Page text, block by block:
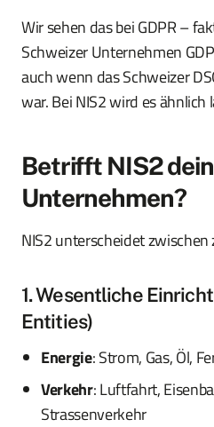
Wir sehen das bei GDPR –
Schweizer Unternehmen
auch wenn das Schweizer
war. Bei NIS2 wird es ähnlich
Betrifft NIS2 dein
Unternehmen?
NIS2 unterscheidet zwischen
1. Wesentliche
Entities)
Energie: Strom, Gas, Öl,
Verkehr: Luftfahrt,
Strassenverkehr